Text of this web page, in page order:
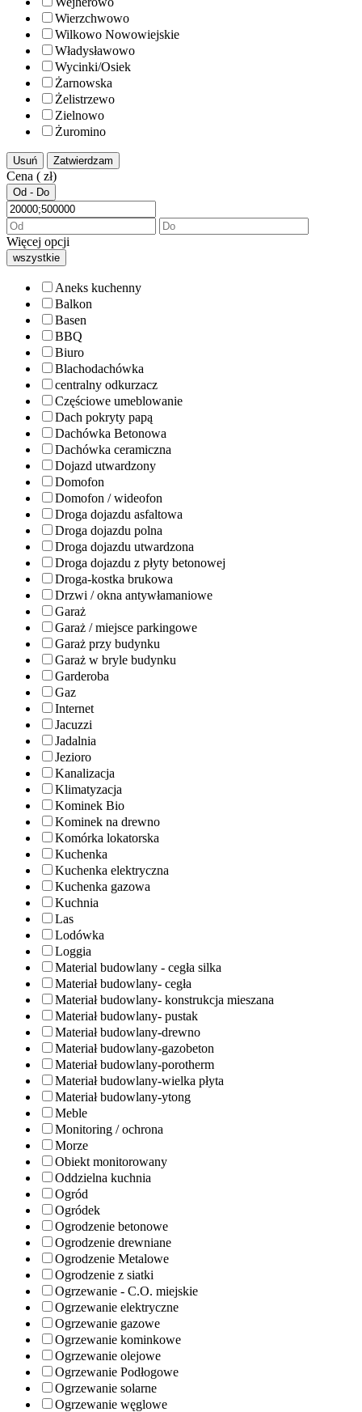
Wierzchwowo
Wilkowo Nowowiejskie
Władysławowo
Wycinki/Osiek
Żarnowska
Żelistrzewo
Zielnowo
Żuromino
Usuń Zatwierdzam
Cena ( zł)
Od - Do
Więcej opcji
wszystkie
Aneks kuchenny
Balkon
Basen
BBQ
Biuro
Blachodachówka
centralny odkurzacz
Częściowe umeblowanie
Dach pokryty papą
Dachówka Betonowa
Dachówka ceramiczna
Dojazd utwardzony
Domofon
Domofon / wideofon
Droga dojazdu asfaltowa
Droga dojazdu polna
Droga dojazdu utwardzona
Droga dojazdu z płyty betonowej
Droga-kostka brukowa
Drzwi / okna antywłamaniowe
Garaż
Garaż / miejsce parkingowe
Garaż przy budynku
Garaż w bryle budynku
Garderoba
Gaz
Internet
Jacuzzi
Jadalnia
Jezioro
Kanalizacja
Klimatyzacja
Kominek Bio
Kominek na drewno
Komórka lokatorska
Kuchenka
Kuchenka elektryczna
Kuchenka gazowa
Kuchnia
Las
Lodówka
Loggia
Material budowlany - cegła silka
Materiał budowlany- cegła
Materiał budowlany- konstrukcja mieszana
Materiał budowlany- pustak
Materiał budowlany-drewno
Materiał budowlany-gazobeton
Materiał budowlany-porotherm
Materiał budowlany-wielka płyta
Materiał budowlany-ytong
Meble
Monitoring / ochrona
Morze
Obiekt monitorowany
Oddzielna kuchnia
Ogród
Ogródek
Ogrodzenie betonowe
Ogrodzenie drewniane
Ogrodzenie Metalowe
Ogrodzenie z siatki
Ogrzewanie - C.O. miejskie
Ogrzewanie elektryczne
Ogrzewanie gazowe
Ogrzewanie kominkowe
Ogrzewanie olejowe
Ogrzewanie Podłogowe
Ogrzewanie solarne
Ogrzewanie węglowe